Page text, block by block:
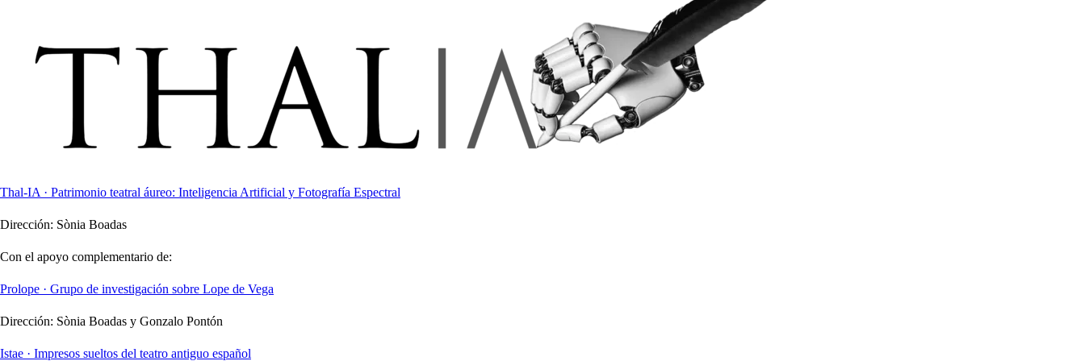
Thal-IA · Patrimonio teatral áureo: Inteligencia Artificial y Fotografía Espectral
Dirección: Sònia Boadas
Con el apoyo complementario de:
Prolope · Grupo de investigación sobre Lope de Vega
Dirección: Sònia Boadas y Gonzalo Pontón
Istae · Impresos sueltos del teatro antiguo español